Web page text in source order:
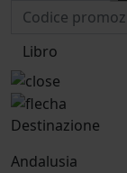
Libro
Destinazione
Andalusia